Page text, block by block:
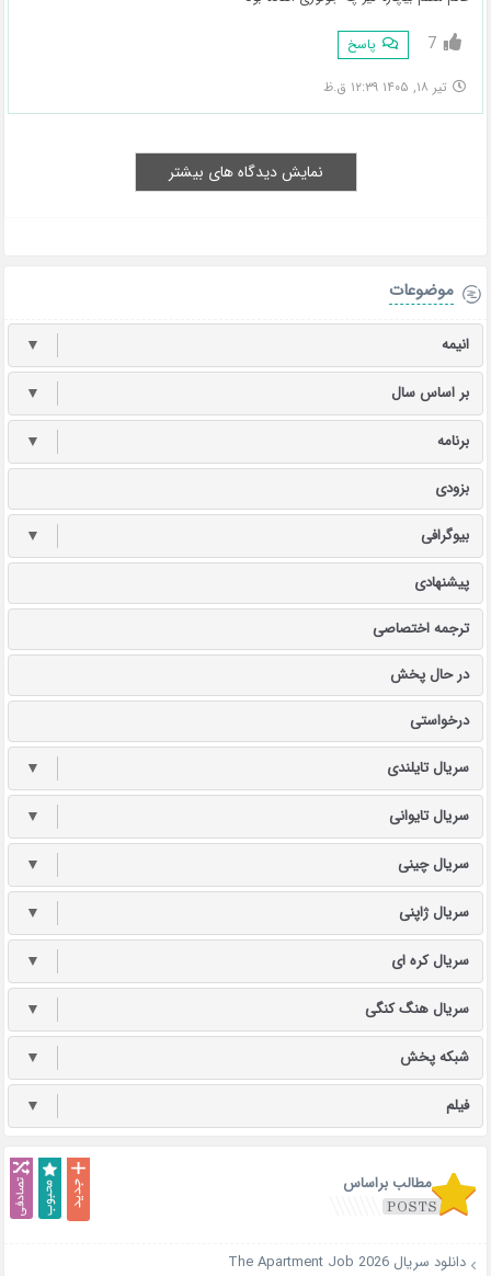
7 پاسخ
تیر ۱۸, ۱۴۰۵ ۱۲:۳۹ ق.ظ
نمایش دیدگاه های بیشتر
موضوعات
انیمه ▼
بر اساس سال ▼
برنامه ▼
بزودی
بیوگرافی ▼
پیشنهادی
ترجمه اختصاصی
در حال پخش
درخواستی
سریال تایلندی ▼
سریال تایوانی ▼
سریال چینی ▼
سریال ژاپنی ▼
سریال کره ای ▼
سریال هنگ کنگی ▼
شبکه پخش ▼
فیلم ▼
مطالب براساس
دانلود سریال The Apartment Job 2026